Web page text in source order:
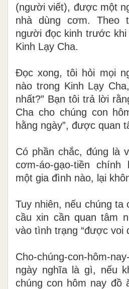
(người viết), được một
nhà dùng cơm. Theo
người đọc kinh trước khi
Kinh Lạy Cha.
Đọc xong, tôi hỏi mọi
nào trong Kinh Lạy
nhất?” Bạn tôi trả lời
Cha cho chúng con
hằng ngày”, được quan
Có phần chắc, đúng là
cơm-áo-gạo-tiền
một gia đình nào, lại
Tuy nhiên, nếu chúng ta
cầu xin cần quan tâm
vào tình trạng “được voi
Cho-chúng-con-hôm-
ngày nghĩa là gì, nếu
chúng con hôm nay đồ